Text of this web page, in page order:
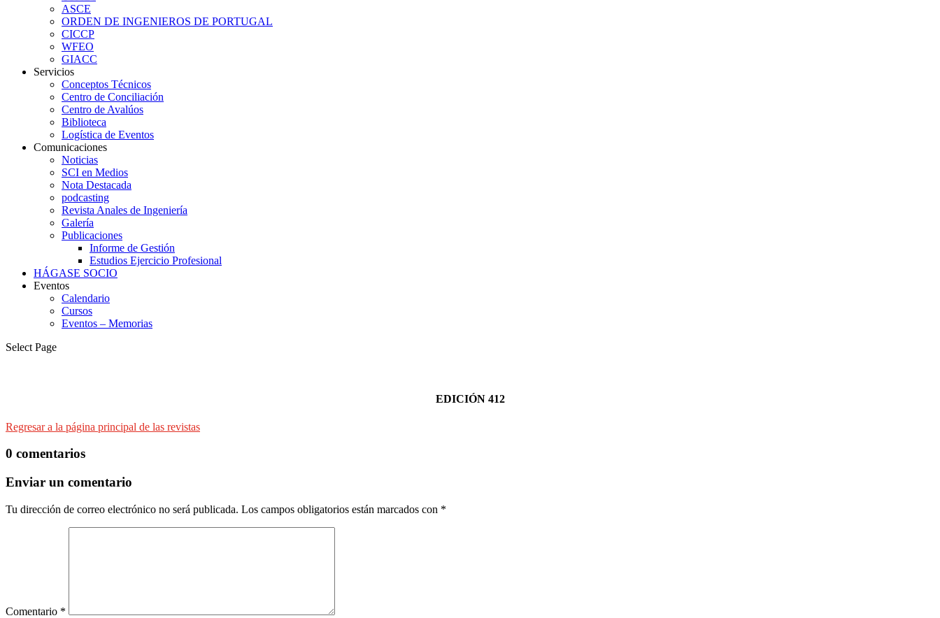
ASCE
ORDEN DE INGENIEROS DE PORTUGAL
CICCP
WFEO
GIACC
Servicios
Conceptos Técnicos
Centro de Conciliación
Centro de Avalúos
Biblioteca
Logística de Eventos
Comunicaciones
Noticias
SCI en Medios
Nota Destacada
podcasting
Revista Anales de Ingeniería
Galería
Publicaciones
Informe de Gestión
Estudios Ejercicio Profesional
HÁGASE SOCIO
Eventos
Calendario
Cursos
Eventos – Memorias
Select Page
EDICIÓN 412
Regresar a la página principal de las revistas
0 comentarios
Enviar un comentario
Tu dirección de correo electrónico no será publicada. Los campos obligatorios están marcados con *
Comentario *